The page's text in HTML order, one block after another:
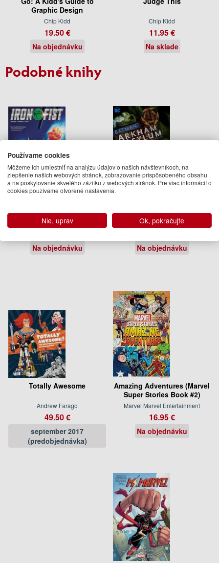
Graphic Design
Chip Kidd
19.50 €
Na objednávku
Chip Kidd
11.95 €
Na sklade
Podobné knihy
Ed Brisson
Na objednávku
Deluxe Edition
Grant Morrison, Dave McKean
Na objednávku
Totally Awesome
Andrew Farago
49.50 €
september 2017
(predobjednávka)
Amazing Adventures (Marvel
Super Stories Book #2)
Marvel Marvel Entertainment
16.95 €
Na objednávku
Používame cookies
Môžeme ich umiestniť na analýzu údajov o našich návštevníkoch, na
zlepšenie našich webových stránok, zobrazovanie prispôsobeného obsahu
a na poskytovanie skvelého zážitku z webových stránok. Pre viac informácií o
cookies používame otvorené nastavenia.
Nie, uprav Ok, pokračujte